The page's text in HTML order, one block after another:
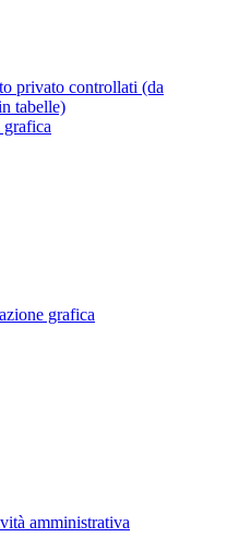
privato controllati (da
tabelle)
grafica
grafica
amministrativa